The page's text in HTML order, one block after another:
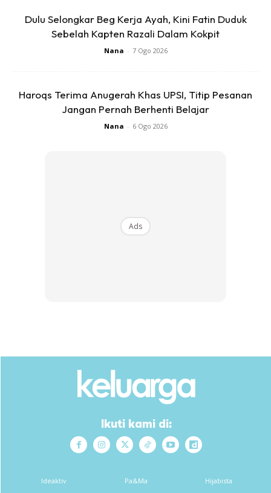
mungkin. Cari sahaja d internet. Banyak ilmu manfaat yang
boleh dipelajari. Jadi tak perlu saya hadiri kelas untuk
belajar ilmu menjadi seorang bapa.
Dulu Selongkar Beg Kerja Ayah, Kini Fatin Duduk
Sebelah Kapten Razali Dalam Kokpit
Nana - 7 Ogo 2026
Haroqs Terima Anugerah Khas UPSI, Titip Pesanan
Jangan Pernah Berhenti Belajar
Nana - 6 Ogo 2026
Ads
Ikuti kami di:
Ideaktiv Pa&Ma Hijabista